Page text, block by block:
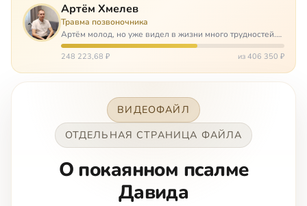
Артём Хмелев
Травма позвоночника
Артём молод, но уже видел в жизни много трудностей.
Он сирота, привык заботится о себе сам, но, когда
случилось несчастье, и он был парализован – остался на
248 223,68 ₽ из 406 350 ₽
ВИДЕОФАЙЛ
ОТДЕЛЬНАЯ СТРАНИЦА ФАЙЛА
O пoкaяннoм пcaлмe
Дaвидa